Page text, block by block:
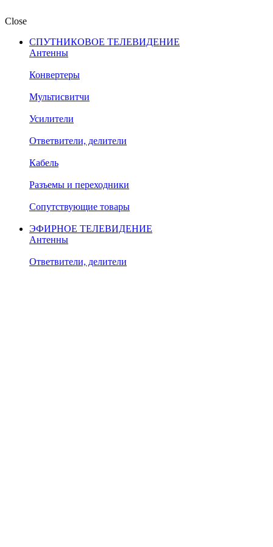
Close
СПУТНИКОВОЕ ТЕЛЕВИДЕНИЕ
Антенны
Конвертеры
Мультисвитчи
Усилители
Ответвители, делители
Кабель
Разъемы и переходники
Сопутствующие товары
ЭФИРНОЕ ТЕЛЕВИДЕНИЕ
Антенны
Ответвители, делители